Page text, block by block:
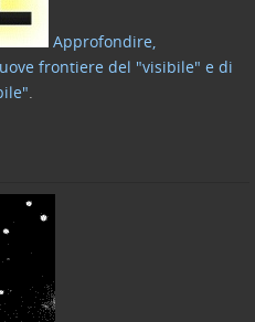
Approfondire,
frontiere del "visibile" e di
.